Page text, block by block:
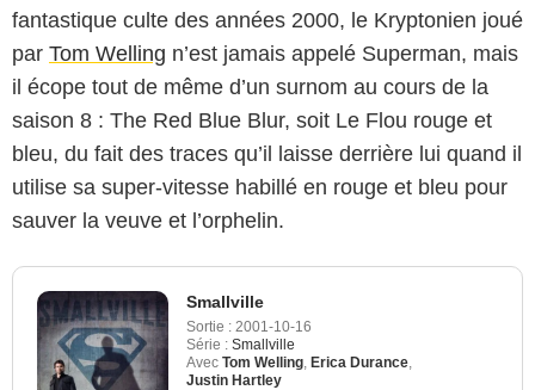
fantastique culte des années 2000, le Kryptonien joué
par Tom Welling n’est jamais appelé Superman, mais
il écope tout de même d’un surnom au cours de la
saison 8 : The Red Blue Blur, soit Le Flou rouge et
bleu, du fait des traces qu’il laisse derrière lui quand il
utilise sa super-vitesse habillé en rouge et bleu pour
sauver la veuve et l’orphelin.
Smallville
Sortie : 2001-10-16
Série : Smallville
Avec Tom Welling Erica Durance
Justin Hartley